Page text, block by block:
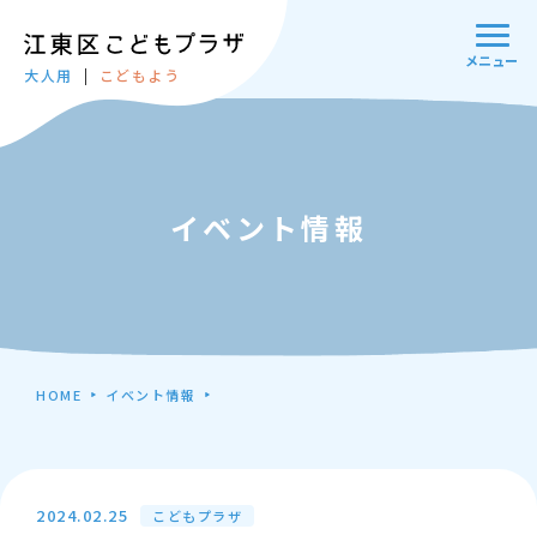
大人用 こどもよう
メニュー
イベント情報
HOME イベント情報
2024.02.25 こどもプラザ